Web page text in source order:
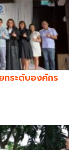
ระดับองค์กร